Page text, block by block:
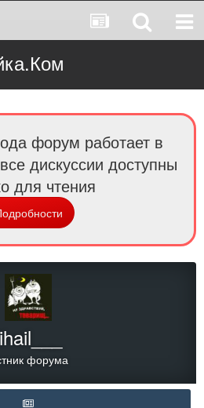
форум работает в
дискуссии доступны
для чтения
форума